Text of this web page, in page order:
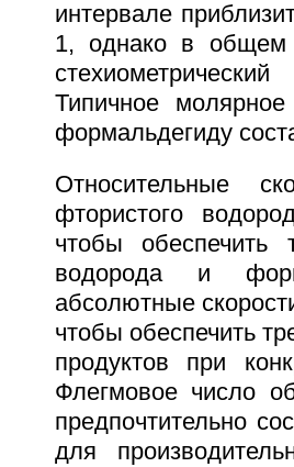
интервале
1, однако в общем
Типичное
формальдегиду
Относительные
фтористого
чтобы обеспечить
водорода и
абсолютные
чтобы обеспечить
продуктов при
Флегмовое число
предпочтительно
для